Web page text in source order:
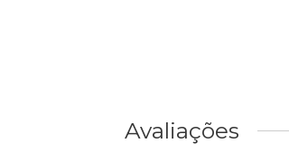
Avaliações